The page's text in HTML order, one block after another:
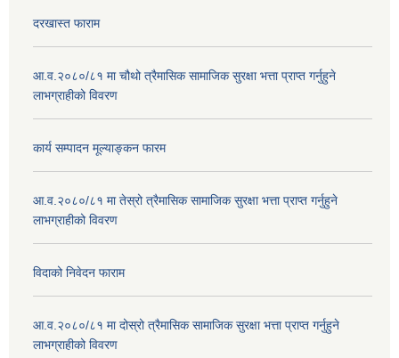
दरखास्त फाराम
आ.व.२०८०/८१ मा चौथो त्रैमासिक सामाजिक सुरक्षा भत्ता प्राप्त गर्नुहुने
लाभग्राहीको विवरण
कार्य सम्पादन मूल्याङ्कन फारम
आ.व.२०८०/८१ मा तेस्रो त्रैमासिक सामाजिक सुरक्षा भत्ता प्राप्त गर्नुहुने
लाभग्राहीको विवरण
विदाको निवेदन फाराम
आ.व.२०८०/८१ मा दोस्रो त्रैमासिक सामाजिक सुरक्षा भत्ता प्राप्त गर्नुहुने
लाभग्राहीको विवरण